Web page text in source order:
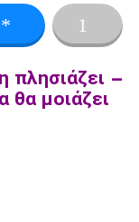
πλησιάζει –
θα μοιάζει